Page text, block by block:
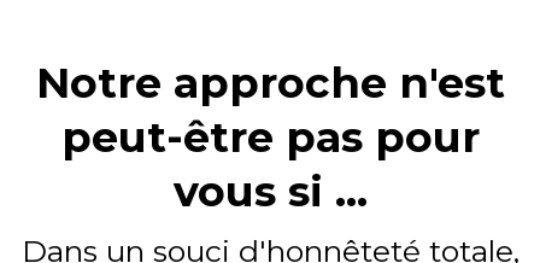
Notre approche n'est
peut-être pas pour
vous si ...
Dans un souci d'honnêteté totale,